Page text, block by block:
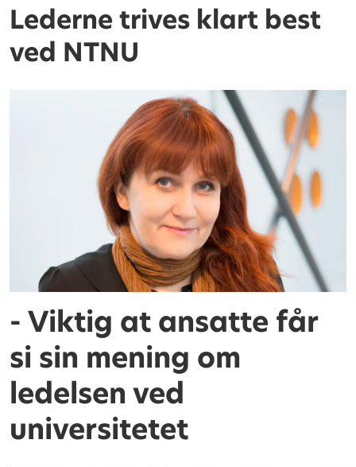
Lederne trives klart best
ved NTNU
- Viktig at ansatte får
si sin mening om
ledelsen ved
universitetet